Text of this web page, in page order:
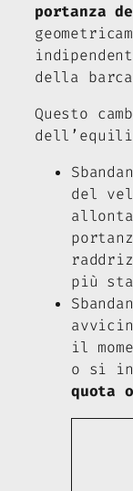
portanza
della
Questo
del
più
il
o si
quota